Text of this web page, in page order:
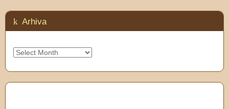
Arhiva
Arhiva